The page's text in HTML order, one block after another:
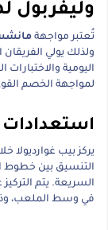
وليفربول
تُعتبر مواجهة
ولذلك يولي
اليومية
لمواجهة الخصم
يركز بيب غوارديولا
التنسيق بين خطوط
السريعة. يتم
في وسط الملعب،